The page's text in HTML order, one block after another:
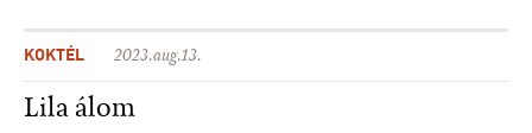
KOKTÉL 2023.aug.13.
Lila álom